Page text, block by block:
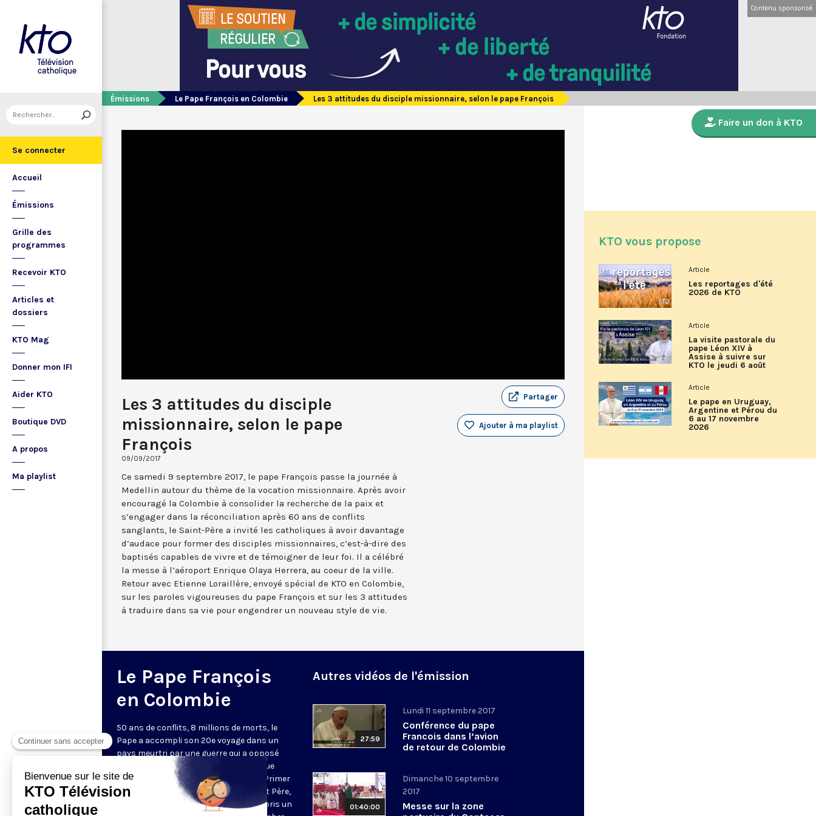
Se connecter
Accueil
Émissions
Grille des
programmes
Recevoir KTO
Articles et
dossiers
KTO Mag
Donner mon IFI
Aider KTO
Boutique DVD
A propos
Ma playlist
Contenu sponsorisé
Émissions Le Pape François en Colombie Les 3 attitudes du disciple missionnaire, selon le pape François
Les 3 attitudes du disciple
missionnaire, selon le pape
François
09/09/2017
Partager
Ajouter à ma playlist
Ce samedi 9 septembre 2017, le pape François passe la journée à
Medellin autour du thème de la vocation missionnaire. Après avoir
encouragé la Colombie à consolider la recherche de la paix et
s’engager dans la réconciliation après 60 ans de conflits
sanglants, le Saint-Père a invité les catholiques à avoir davantage
d’audace pour former des disciples missionnaires, c’est-à-dire des
baptisés capables de vivre et de témoigner de leur foi. Il a célébré
la messe à l’aéroport Enrique Olaya Herrera, au coeur de la ville.
Retour avec Etienne Loraillère, envoyé spécial de KTO en Colombie,
sur les paroles vigoureuses du pape François et sur les 3 attitudes
à traduire dans sa vie pour engendrer un nouveau style de vie.
Le Pape François
en Colombie
50 ans de conflits, 8 millions de morts, le
Pape a accompli son 20e voyage dans un
pays meurtri par une guerre qui a opposé
guérillas, paramilitaires et la République
Colombienne. Sur le thème "Demos el Primer
Paso" (Faisons le premier pas), le Saint Père,
partant de la capitale Bogota, a entrepris un
Autres vidéos de l'émission
27:59
Lundi 11 septembre 2017
Conférence du pape
Francois dans l’avion
de retour de Colombie
01:40:00
Dimanche 10 septembre
2017
Messe sur la zone
Faire un don à KTO
KTO vous propose
Article
Les reportages d'été
2026 de KTO
Article
La visite pastorale du
pape Léon XIV à
Assise à suivre sur
KTO le jeudi 6 août
Article
Le pape en Uruguay,
Argentine et Pérou du
6 au 17 novembre
2026